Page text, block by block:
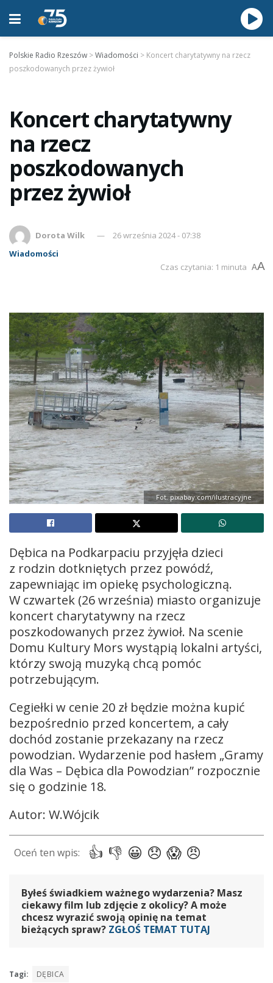
Polskie Radio Rzeszów >Wiadomości > Koncert charytatywny na rzecz
poszkodowanych przez żywioł
Koncert charytatywny
na rzecz
poszkodowanych
przez żywioł
Dorota Wilk
26 września 2024 - 07:38
Wiadomości
Czas czytania: 1 minuta AA
Fot. pixabay.com/ilustracyjne
Dębica na Podkarpaciu przyjęła dzieci
z rodzin dotkniętych przez powódź,
zapewniając im opiekę psychologiczną.
W czwartek (26 września) miasto organizuje
koncert charytatywny na rzecz
poszkodowanych przez żywioł. Na scenie
Domu Kultury Mors wystąpią lokalni artyści,
którzy swoją muzyką chcą pomóc
potrzebującym.
Cegiełki w cenie 20 zł będzie można kupić
bezpośrednio przed koncertem, a cały
dochód zostanie przekazany na rzecz
powodzian. Wydarzenie pod hasłem „Gramy
dla Was – Dębica dla Powodzian” rozpocznie
się o godzinie 18.
Autor: W.Wójcik
Byłeś świadkiem ważnego wydarzenia? Masz
ciekawy film lub zdjęcie z okolicy? A może
chcesz wyrazić swoją opinię na temat
bieżących spraw? ZGŁOŚ TEMAT TUTAJ
Tagi: DĘBICA